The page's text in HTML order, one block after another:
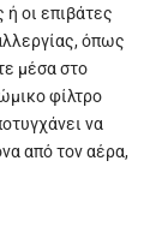
ή οι επιβάτες
όπως
μέσα στο
φίλτρο
να
από τον αέρα,